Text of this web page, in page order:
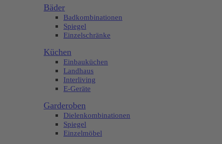
Bäder
Badkombinationen
Spiegel
Einzelschränke
Küchen
Einbauküchen
Landhaus
Interliving
E-Geräte
Garderoben
Dielenkombinationen
Spiegel
Einzelmöbel